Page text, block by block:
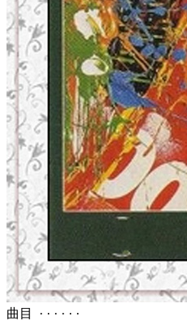
曲目 · · · · · ·